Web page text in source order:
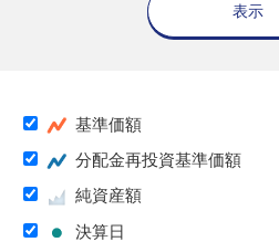
表示
基準価額
分配金再投資基準価額
純資産額
決算日